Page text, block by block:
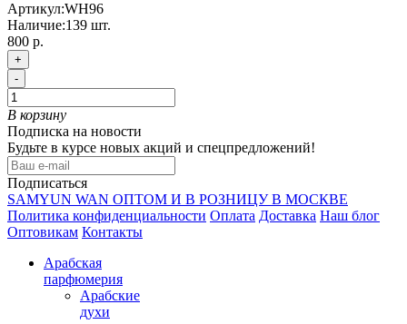
Артикул:WH96
Наличие:139 шт.
800 р.
+
-
В корзину
Подписка на новости
Будьте в курсе новых акций и спецпредложений!
Подписаться
SAMYUN WAN ОПТОМ И В РОЗНИЦУ В МОСКВЕ
Политика конфиденциальности Оплата Доставка Наш блог
Оптовикам Контакты
Арабская
парфюмерия
Арабские
духи